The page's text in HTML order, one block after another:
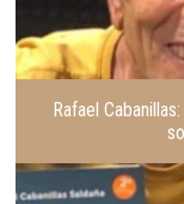
Rafael